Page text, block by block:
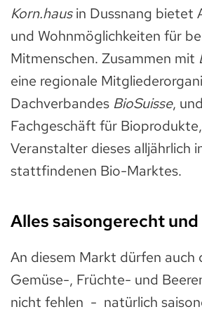
Korn.hausin Dussnang bietet
und Wohnmöglichkeiten für
Mitmenschen. Zusammen mit
eine regionale
Dachverbandes BioSuisse, und
Fachgeschäft für
Veranstalter dieses alljährlich
stattfindenen Bio-Marktes.
Alles saisongerecht
An diesem Markt dürfen auch
Gemüse-, Früchte- und
nicht fehlen - natürlich